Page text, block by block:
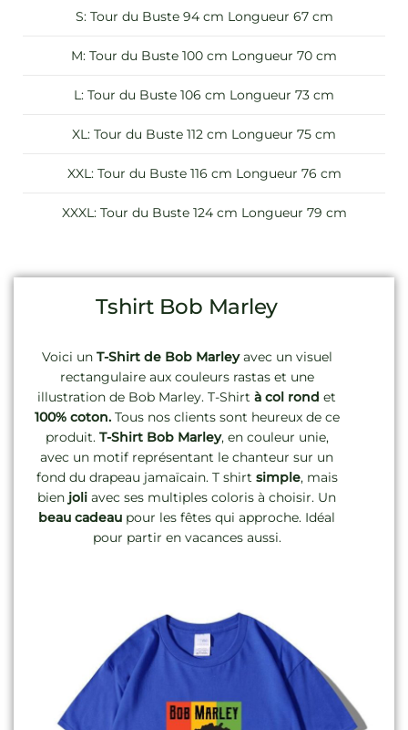
S: Tour du Buste 94 cm Longueur 67 cm
M: Tour du Buste 100 cm Longueur 70 cm
L: Tour du Buste 106 cm Longueur 73 cm
XL: Tour du Buste 112 cm Longueur 75 cm
XXL: Tour du Buste 116 cm Longueur 76 cm
XXXL: Tour du Buste 124 cm Longueur 79 cm
Tshirt Bob Marley
Voici unT-Shirt de Bob Marleyavec un visuel
rectangulaire aux couleurs rastas et une
illustration de Bob Marley. T-Shirtà col rond et
100% coton.Tous nos clients sont heureux de ce
produit. T-Shirt Bob Marley, en couleur unie,
avec un motif représentant le chanteur sur un
fond du drapeau jamaïcain. T shirt simple, mais
bien joli avec ses multiples coloris à choisir. Un
beau cadeau pour les fêtes qui approche. Idéal
pour partir en vacances aussi.